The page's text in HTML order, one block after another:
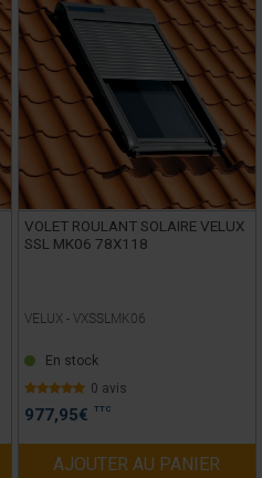
VOLET ROULANT SOLAIRE VELUX
SSL MK06 78X118
VELUX - VXSSLMK06
En stock
0 avis
977,95€ TTC
AJOUTER AU PANIER